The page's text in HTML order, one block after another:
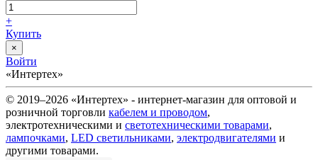
+
Купить
×
Войти
«Интертех»
© 2019–2026 «Интертех» - интернет-магазин для оптовой и
розничной торговли кабелем и проводом,
электротехническими и светотехническими товарами,
лампочками, LED светильниками, электродвигателями и
другими товарами.